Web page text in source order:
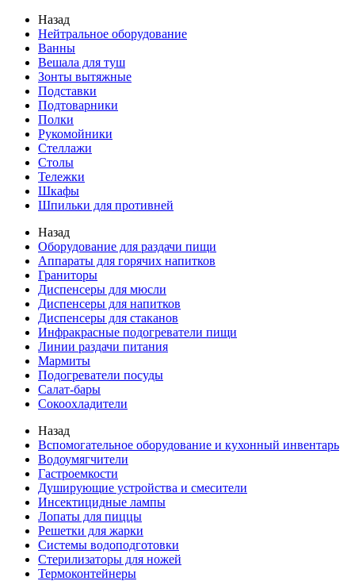
Назад
Нейтральное оборудование
Ванны
Вешала для туш
Зонты вытяжные
Подставки
Подтоварники
Полки
Рукомойники
Стеллажи
Столы
Тележки
Шкафы
Шпильки для противней
Назад
Оборудование для раздачи пищи
Аппараты для горячих напитков
Граниторы
Диспенсеры для мюсли
Диспенсеры для напитков
Диспенсеры для стаканов
Инфракрасные подогреватели пищи
Линии раздачи питания
Мармиты
Подогреватели посуды
Салат-бары
Сокоохладители
Назад
Вспомогательное оборудование и кухонный инвентарь
Водоумягчители
Гастроемкости
Душирующие устройства и смесители
Инсектицидные лампы
Лопаты для пиццы
Решетки для жарки
Системы водоподготовки
Стерилизаторы для ножей
Термоконтейнеры